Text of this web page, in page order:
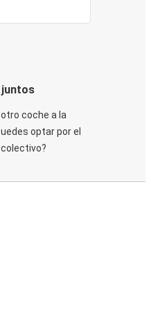
coche a la
optar por el